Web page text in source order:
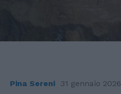
Pina Sereni 31 gennaio 2026